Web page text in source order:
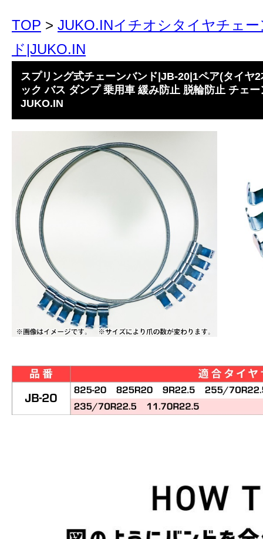
TOP > JUKO.INイチオシタイヤチェ
ド|JUKO.IN
スプリング式チェーンバンド|JB-20|1ペア(タイヤ
ック バス ダンプ 乗用車 緩み防止 脱輪防止 チェ
JUKO.IN